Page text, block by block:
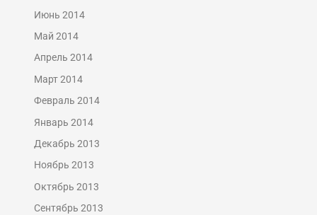
Июнь 2014
Май 2014
Апрель 2014
Март 2014
Февраль 2014
Январь 2014
Декабрь 2013
Ноябрь 2013
Октябрь 2013
Сентябрь 2013